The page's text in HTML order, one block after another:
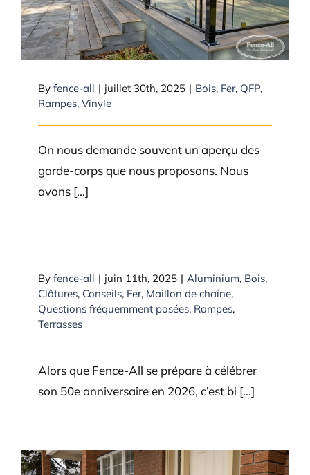
By fence-all | juillet 30th, 2025 | Bois, Fer, QFP,
Rampes, Vinyle
On nous demande souvent un aperçu des
garde-corps que nous proposons. Nous
avons [...]
raconter
By fence-all | juin 11th, 2025 | Aluminium, Bois,
Clôtures, Conseils, Fer, Maillon de chaîne,
Questions fréquemment posées, Rampes,
Terrasses
Alors que Fence-All se prépare à célébrer
son 50e anniversaire en 2026, c’est bi [...]